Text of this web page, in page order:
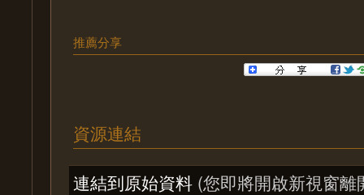
推薦分享
資源連結
連結到原始資料 (您即將開啟新視窗離